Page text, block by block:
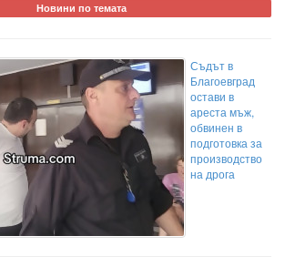
Новини по темата
Съдът в
Благоевград
остави в
ареста мъж,
обвинен в
подготовка за
производство
на дрога